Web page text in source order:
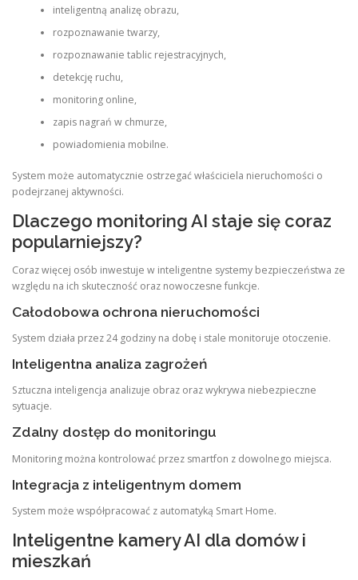
inteligentną analizę obrazu,
rozpoznawanie twarzy,
rozpoznawanie tablic rejestracyjnych,
detekcję ruchu,
monitoring online,
zapis nagrań w chmurze,
powiadomienia mobilne.
System może automatycznie ostrzegać właściciela nieruchomości o
podejrzanej aktywności.
Dlaczego monitoring AI staje się coraz
popularniejszy?
Coraz więcej osób inwestuje w inteligentne systemy bezpieczeństwa ze
względu na ich skuteczność oraz nowoczesne funkcje.
Całodobowa ochrona nieruchomości
System działa przez 24 godziny na dobę i stale monitoruje otoczenie.
Inteligentna analiza zagrożeń
Sztuczna inteligencja analizuje obraz oraz wykrywa niebezpieczne
sytuacje.
Zdalny dostęp do monitoringu
Monitoring można kontrolować przez smartfon z dowolnego miejsca.
Integracja z inteligentnym domem
System może współpracować z automatyką Smart Home.
Inteligentne kamery AI dla domów i
mieszkań